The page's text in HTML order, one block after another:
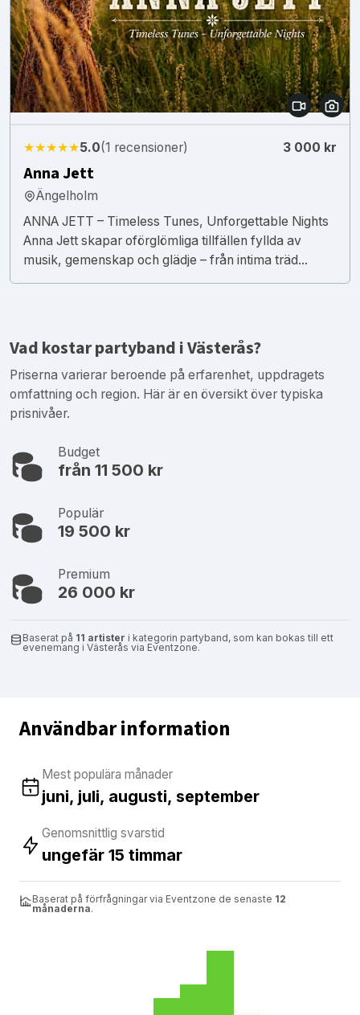
★★★★★5.0(1 recensioner) 3 000 kr
Anna Jett
Ängelholm
ANNA JETT – Timeless Tunes, Unforgettable Nights
Anna Jett skapar oförglömliga tillfällen fyllda av
musik, gemenskap och glädje – från intima träd...
Vad kostar partyband i Västerås?
Priserna varierar beroende på erfarenhet, uppdragets
omfattning och region. Här är en översikt över typiska
prisnivåer.
Budget
från 11 500 kr
Populär
19 500 kr
Premium
26 000 kr
Baserat på 11 artister i kategorin partyband, som kan bokas till ett
evenemang i Västerås via Eventzone.
Användbar information
Mest populära månader
juni, juli, augusti, september
Genomsnittlig svarstid
ungefär 15 timmar
Baserat på förfrågningar via Eventzone de senaste 12
månaderna.